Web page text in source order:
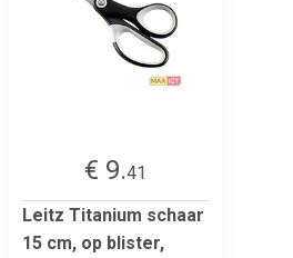
€ 9.41
Leitz Titanium schaar
15 cm, op blister,